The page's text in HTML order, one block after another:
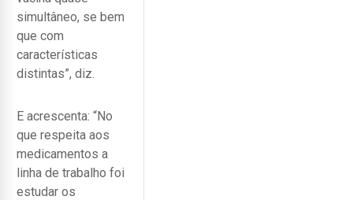
simultâneo, se bem
que com
características
distintas”, diz.
E acrescenta: “No
que respeita aos
medicamentos a
linha de trabalho foi
estudar os